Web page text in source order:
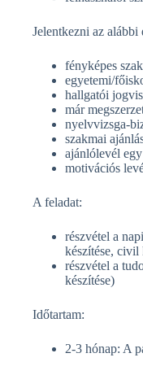
Jelentkezni az
fényképes
egyetemi/
hallgatói
már
nyelvvizsga-
szakmai
ajánlólevél
motivációs
A feladat:
részvétel a
készítése, civil
részvétel a
készítése)
Időtartam:
2-3 hónap: A